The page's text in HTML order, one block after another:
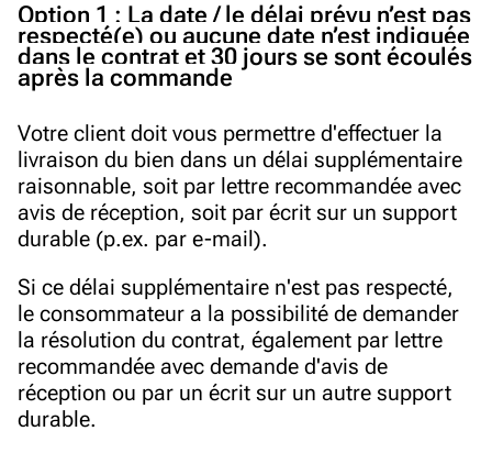
Option 1 : La date / le délai prévu n’est pas
respecté(e) ou aucune date n’est indiquée
dans le contrat et 30 jours se sont écoulés
après la commande
Votre client doit vous permettre d'effectuer la
livraison du bien dans un délai supplémentaire
raisonnable, soit par lettre recommandée avec
avis de réception, soit par écrit sur un support
durable (p.ex. par e-mail).
Si ce délai supplémentaire n'est pas respecté,
le consommateur a la possibilité de demander
la résolution du contrat, également par lettre
recommandée avec demande d'avis de
réception ou par un écrit sur un autre support
durable.